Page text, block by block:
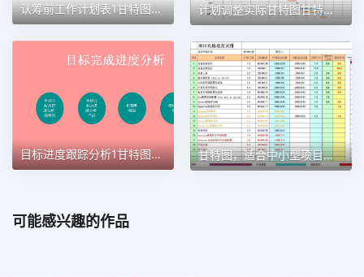
认筹前工作计划表1甘特图excel模板 计划调整实际甘特图甘特图excel模板
目标进度跟踪分析1甘特图excel模板 甘特图，适合中小型项目管理使用甘特图excel模板
可能感兴趣的作品